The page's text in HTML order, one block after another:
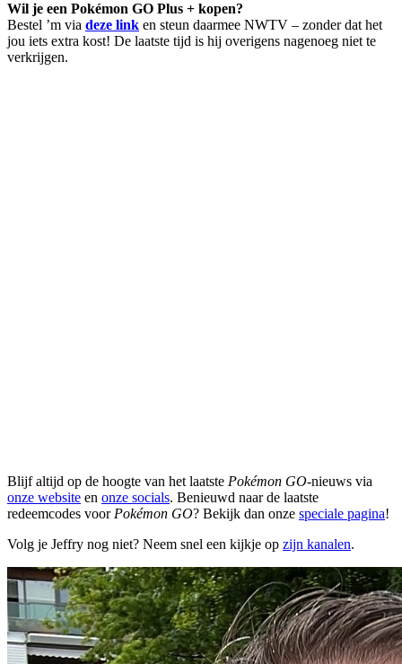
Wil je een Pokémon GO Plus + kopen?
Bestel ’m via deze link en steun daarmee NWTV – zonder dat het
jou iets extra kost! De laatste tijd is hij overigens nagenoeg niet te
verkrijgen.
Blijf altijd op de hoogte van het laatste Pokémon GO-nieuws via
onze website en onze socials. Benieuwd naar de laatste
redeemcodes voor Pokémon GO? Bekijk dan onze speciale pagina!
Volg je Jeffry nog niet? Neem snel een kijkje op zijn kanalen.